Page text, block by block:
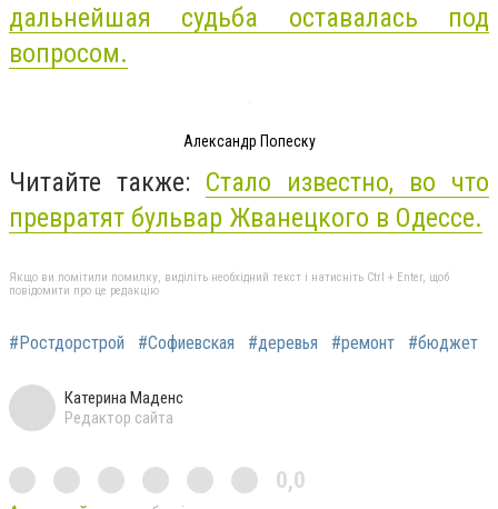
дальнейшая судьба оставалась под
вопросом.
Александр Попеску
Читайте также: Стало известно, во что
превратят бульвар Жванецкого в Одессе.
Якщо ви помітили помилку, виділіть необхідний текст і натисніть Ctrl + Enter, щоб
повідомити про це редакцію
#Ростдорстрой #Софиевская #деревья #ремонт #бюджет
Катерина Маденс
Редактор сайта
0,0